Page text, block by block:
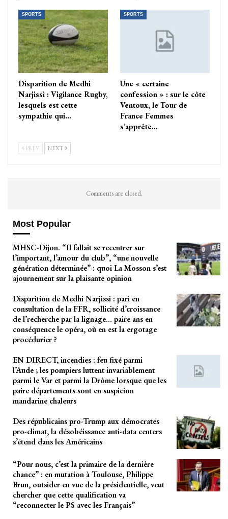
SPORTS
Disparition de Medhi
Narjissi : Vigilance Rugby,
lesquels est cette
sympathie qui…
SPORTS
Une « certaine
confession » : sur le côte
Ventoux, le Tour de
France Femmes
s’apprête…
PREV NEXT
Comments are closed.
Most Popular
MHSC-Dijon. “Il fallait se recentrer sur
l’important, l’amour du club”, “une nouvelle
génération déterminée” : quoi La Mosson s’est
ajournement sur la plaisante opinion
Disparition de Medhi Narjissi : pari en
consultation de la FFR, sollicité d’croissance
de l’recherche par la lignage… paire ans en
conséquence le opéra, où en est la ergotage
procédurier ?
EN DIRECT, incendies : feu fixé parmi
l’Aude ; les pompiers luttent invariablement
parmi le Var et parmi la Drôme lorsque que les
paire départements sont en suspicion
mandarine chaleurs
Des républicains pro-Trump aux démocrates
pro-climat, la désobéissance anti-data centers
s’étend dans les Américains
“Pour nous, c’est la primaire de la dernière
chance” : en mutation à Toulouse, Philippe
Brun, outsider en vue de la présidentielle, veut
chercher que cette qualification va
“reconnecter le PS avec les Français”